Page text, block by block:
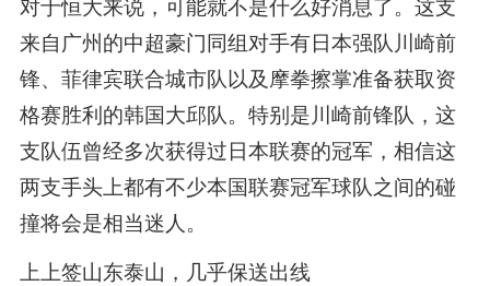
对于恒大来说，可能就不是什么好消息了。这支
来自广州的中超豪门同组对手有日本强队川崎前
锋、菲律宾联合城市队以及摩拳擦掌准备获取资
格赛胜利的韩国大邱队。特别是川崎前锋队，这
支队伍曾经多次获得过日本联赛的冠军，相信这
两支手头上都有不少本国联赛冠军球队之间的碰
撞将会是相当迷人。
上上签山东泰山，几乎保送出线